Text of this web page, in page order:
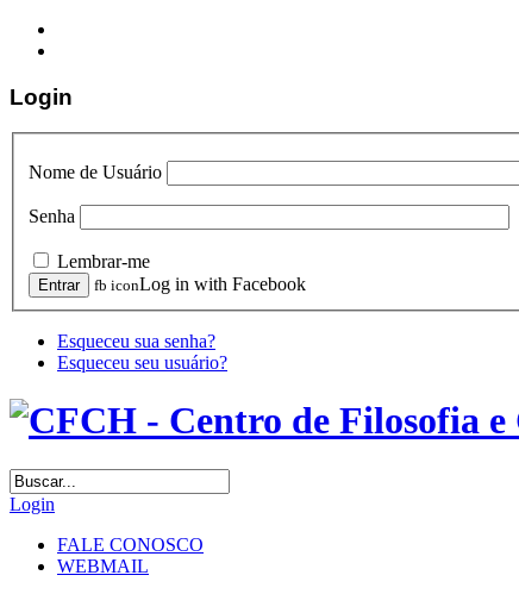
Login
Nome de Usuário
Senha
Lembrar-me
fb iconLog in with Facebook
Esqueceu sua senha?
Esqueceu seu usuário?
Login
FALE CONOSCO
WEBMAIL